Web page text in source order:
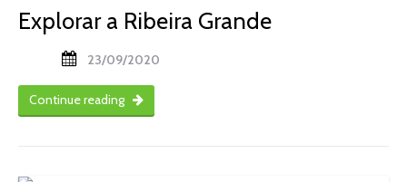
Explorar a Ribeira Grande
23/09/2020
Continue reading